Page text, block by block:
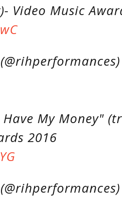
Video Music
My Money"
2016